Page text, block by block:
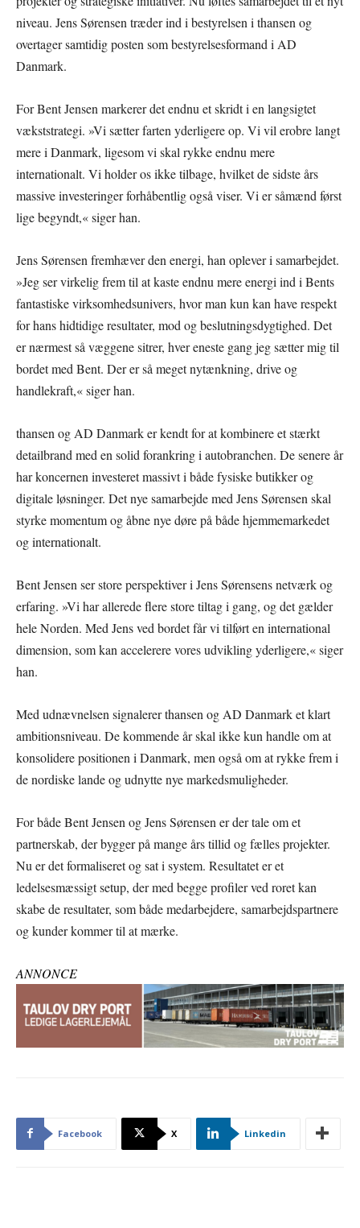
niveau. Jens Sørensen træder ind i bestyrelsen i thansen og
overtager samtidig posten som bestyrelsesformand i AD
Danmark.
For Bent Jensen markerer det endnu et skridt i en langsigtet
vækststrategi. »Vi sætter farten yderligere op. Vi vil erobre langt
mere i Danmark, ligesom vi skal rykke endnu mere
internationalt. Vi holder os ikke tilbage, hvilket de sidste års
massive investeringer forhåbentlig også viser. Vi er såmænd først
lige begyndt,« siger han.
Jens Sørensen fremhæver den energi, han oplever i samarbejdet.
»Jeg ser virkelig frem til at kaste endnu mere energi ind i Bents
fantastiske virksomhedsunivers, hvor man kun kan have respekt
for hans hidtidige resultater, mod og beslutningsdygtighed. Det
er nærmest så væggene sitrer, hver eneste gang jeg sætter mig til
bordet med Bent. Der er så meget nytænkning, drive og
handlekraft,« siger han.
thansen og AD Danmark er kendt for at kombinere et stærkt
detailbrand med en solid forankring i autobranchen. De senere år
har koncernen investeret massivt i både fysiske butikker og
digitale løsninger. Det nye samarbejde med Jens Sørensen skal
styrke momentum og åbne nye døre på både hjemmemarkedet
og internationalt.
Bent Jensen ser store perspektiver i Jens Sørensens netværk og
erfaring. »Vi har allerede flere store tiltag i gang, og det gælder
hele Norden. Med Jens ved bordet får vi tilført en international
dimension, som kan accelerere vores udvikling yderligere,« siger
han.
Med udnævnelsen signalerer thansen og AD Danmark et klart
ambitionsniveau. De kommende år skal ikke kun handle om at
konsolidere positionen i Danmark, men også om at rykke frem i
de nordiske lande og udnytte nye markedsmuligheder.
For både Bent Jensen og Jens Sørensen er der tale om et
partnerskab, der bygger på mange års tillid og fælles projekter.
Nu er det formaliseret og sat i system. Resultatet er et
ledelsesmæssigt setup, der med begge profiler ved roret kan
skabe de resultater, som både medarbejdere, samarbejdspartnere
og kunder kommer til at mærke.
ANNONCE
Facebook X Linkedin